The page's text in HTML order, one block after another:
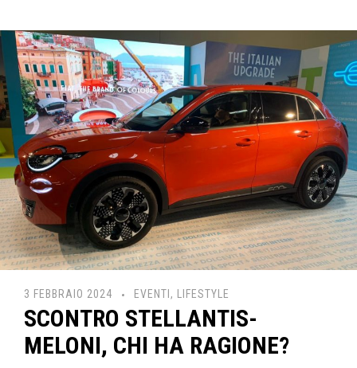
3 FEBBRAIO 2024 EVENTI , LIFESTYLE
SCONTRO STELLANTIS-
MELONI, CHI HA RAGIONE?